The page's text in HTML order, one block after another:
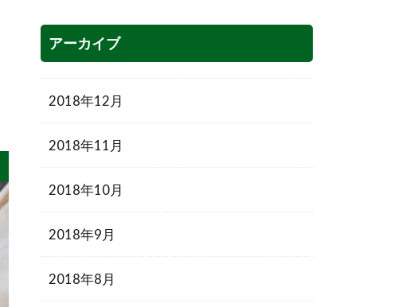
アーカイブ
2018年12月
2018年11月
2018年10月
2018年9月
2018年8月